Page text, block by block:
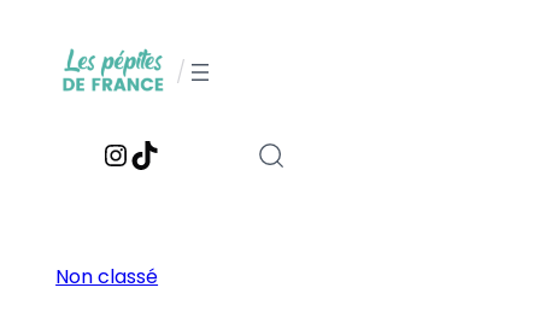
contenu
/
Instagram
TikTok
Non classé